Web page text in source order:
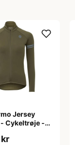
Jersey
Cykeltrøje -